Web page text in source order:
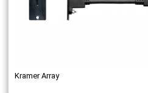
Kramer Array